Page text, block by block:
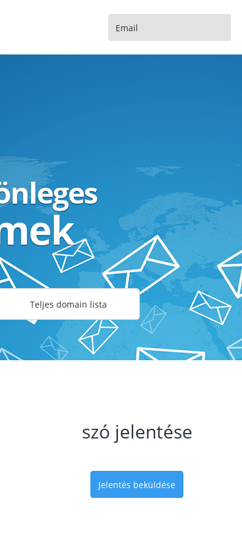
Teljes domain lista
szó jelentése
Jelentés beküldése